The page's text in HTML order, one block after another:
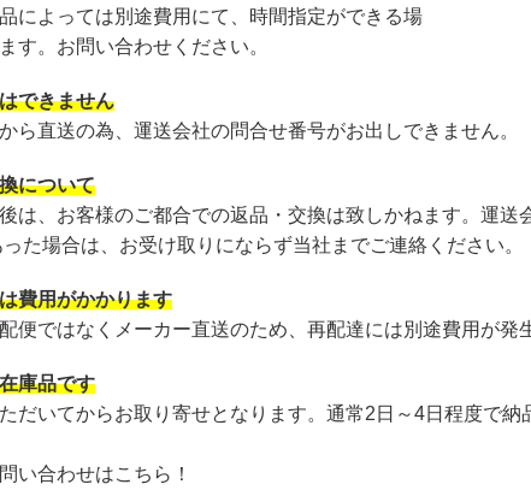
によっては別途費用にて、時間指定ができる場
す。お問い合わせください。
できません
ら直送の為、運送会社の問合せ番号がお出しできません。
について
は、お客様のご都合での返品・交換は致しかねます。運送
た場合は、お受け取りにならず当社までご連絡ください。
費用がかかります
便ではなくメーカー直送のため、再配達には別途費用が発
庫品です
だいてからお取り寄せとなります。通常2日～4日程度で納
い合わせはこちら！